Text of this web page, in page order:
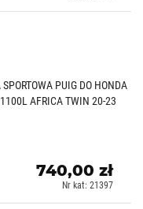
SPORTOWA PUIG DO HONDA
AFRICA TWIN 20-23
740,00 zł
Nr kat: 21397